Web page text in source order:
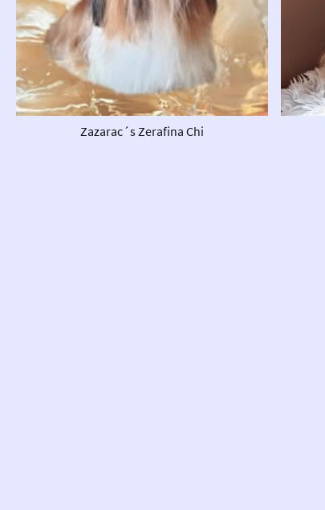
Zazarac´s Zerafina Chi